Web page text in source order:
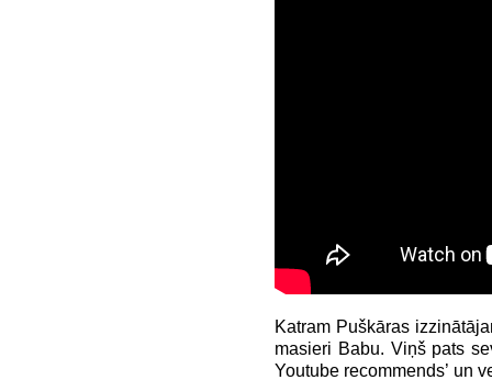
Katram Puškāras
masieri Babu. Viņš pats
Youtube recommends’ un